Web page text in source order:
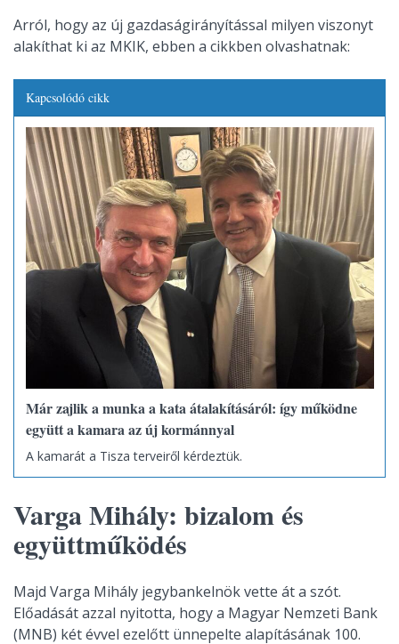
Arról, hogy az új gazdaságirányítással milyen viszonyt
alakíthat ki az MKIK, ebben a cikkben olvashatnak:
Kapcsolódó cikk
Már zajlik a munka a kata átalakításáról: így működne
együtt a kamara az új kormánnyal
A kamarát a Tisza terveiről kérdeztük.
Varga Mihály: bizalom és
együttműködés
Majd Varga Mihály jegybankelnök vette át a szót.
Előadását azzal nyitotta, hogy a Magyar Nemzeti Bank
(MNB) két évvel ezelőtt ünnepelte alapításának 100.